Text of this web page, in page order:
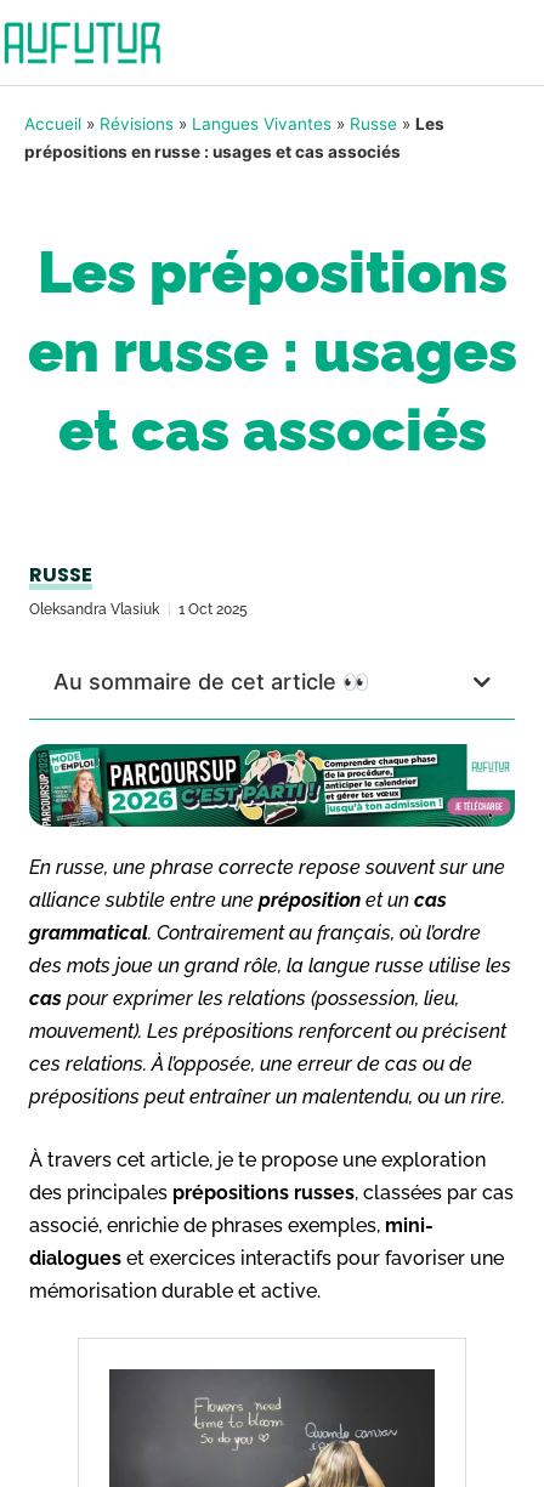
Accueil » Révisions » Langues Vivantes » Russe » Les
prépositions en russe : usages et cas associés
Les prépositions
en russe : usages
et cas associés
RUSSE
Oleksandra Vlasiuk 1 Oct 2025
Au sommaire de cet article 👀
En russe, une phrase correcte repose souvent sur une
alliance subtile entre une préposition et un cas
grammatical. Contrairement au français, où l’ordre
des mots joue un grand rôle, la langue russe utilise les
cas pour exprimer les relations (possession, lieu,
mouvement). Les prépositions renforcent ou précisent
ces relations. À l’opposée, une erreur de cas ou de
prépositions peut entraîner un malentendu, ou un rire.
À travers cet article, je te propose une exploration
des principales prépositions russes, classées par cas
associé, enrichie de phrases exemples, mini-
dialogues et exercices interactifs pour favoriser une
mémorisation durable et active.